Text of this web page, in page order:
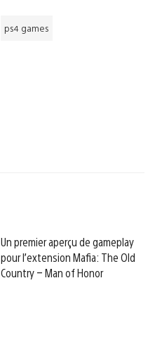
ps4 games
Un premier aperçu de gameplay
pour l’extension Mafia: The Old
Country – Man of Honor